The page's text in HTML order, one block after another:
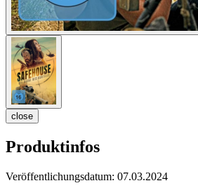
close
Produktinfos
Veröffentlichungsdatum: 07.03.2024